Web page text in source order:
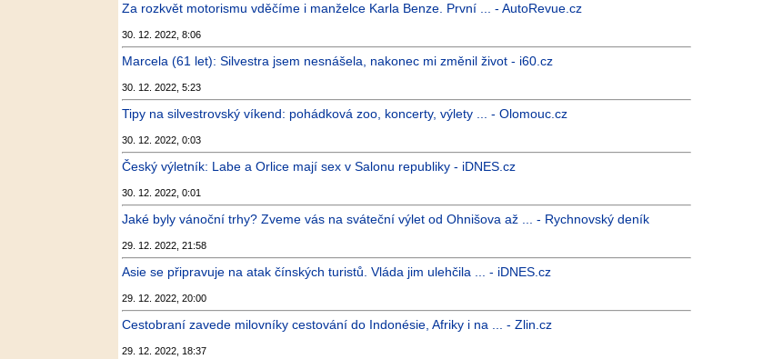
Za rozkvět motorismu vděčíme i manželce Karla Benze. První ... - AutoRevue.cz
30. 12. 2022, 8:06
Marcela (61 let): Silvestra jsem nesnášela, nakonec mi změnil život - i60.cz
30. 12. 2022, 5:23
Tipy na silvestrovský víkend: pohádková zoo, koncerty, výlety ... - Olomouc.cz
30. 12. 2022, 0:03
Český výletník: Labe a Orlice mají sex v Salonu republiky - iDNES.cz
30. 12. 2022, 0:01
Jaké byly vánoční trhy? Zveme vás na sváteční výlet od Ohnišova až ... - Rychnovský deník
29. 12. 2022, 21:58
Asie se připravuje na atak čínských turistů. Vláda jim ulehčila ... - iDNES.cz
29. 12. 2022, 20:00
Cestobraní zavede milovníky cestování do Indonésie, Afriky i na ... - Zlin.cz
29. 12. 2022, 18:37